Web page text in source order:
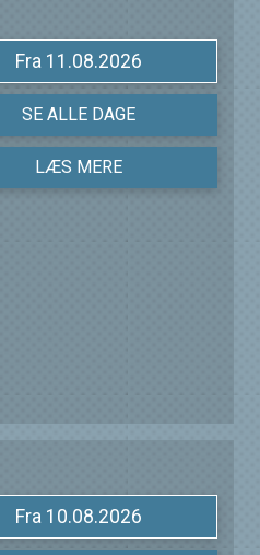
Fra 11.08.2026
SE ALLE DAGE
LÆS MERE
Fra 10.08.2026